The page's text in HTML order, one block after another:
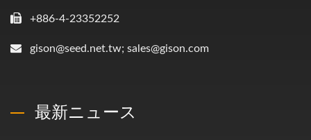
+886-4-23352252
gison@seed.net.tw; sales@gison.com
最新ニュース